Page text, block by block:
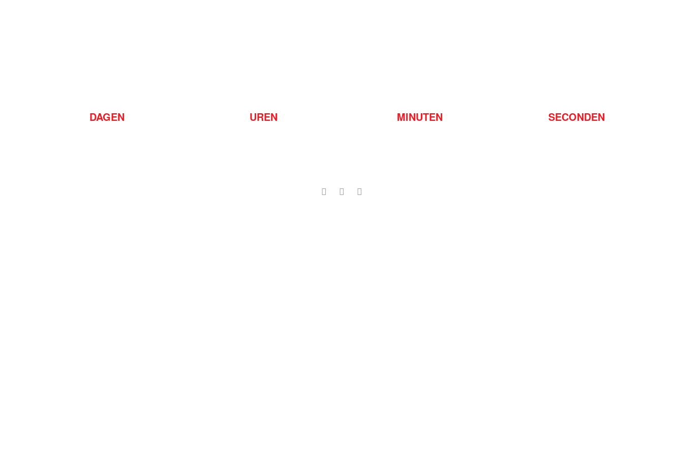
DAGEN UREN MINUTEN SECONDEN